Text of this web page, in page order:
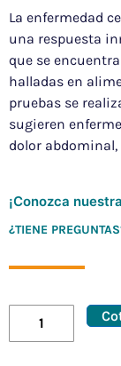
La enfermedad
una respuesta
que se
halladas en
pruebas se
sugieren
dolor
¡Conozca
¿TIENE